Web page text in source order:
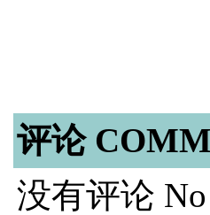
评论
没有评论 No